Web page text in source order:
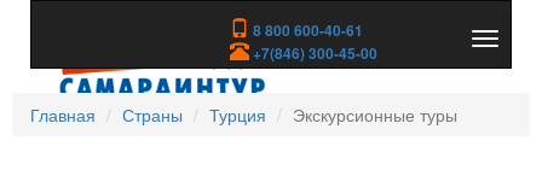
8 800 600-40-61
+7(846) 300-45-00
скрыть
Главная
Страны Турция Экскурсионные туры